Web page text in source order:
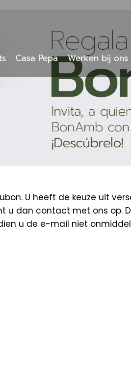
Casa Pepa Werken bij ons
U heeft de keuze uit
u dan contact met ons
u de e-mail niet